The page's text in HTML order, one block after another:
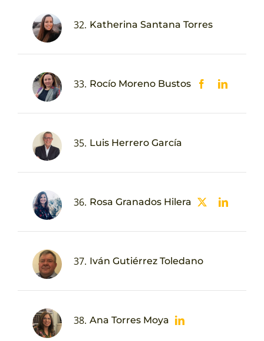
32. Katherina Santana Torres
33. Rocío Moreno Bustos
35. Luis Herrero García
36. Rosa Granados Hilera
37. Iván Gutiérrez Toledano
38. Ana Torres Moya